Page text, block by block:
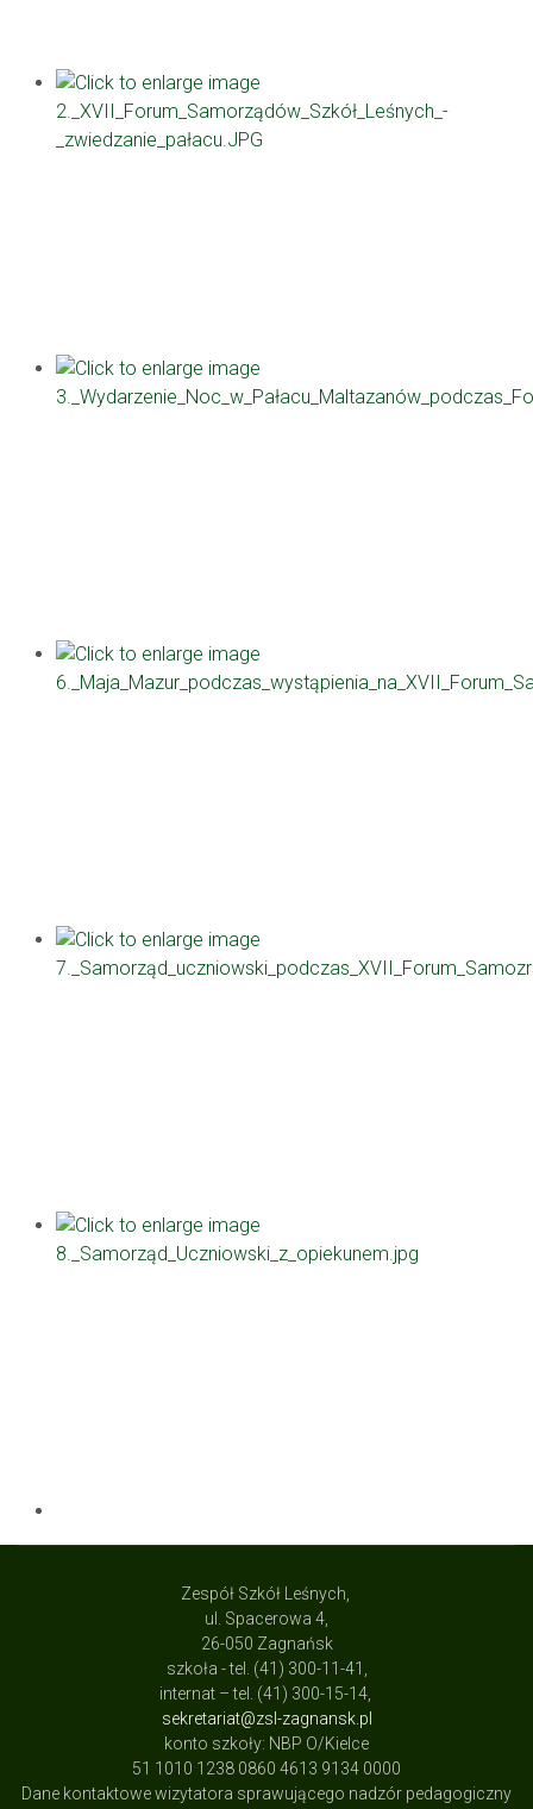
Zespół Szkół Leśnych,
ul. Spacerowa 4,
26-050 Zagnańsk
szkoła - tel. (41) 300-11-41,
internat – tel. (41) 300-15-14,
sekretariat@zsl-zagnansk.pl
konto szkoły: NBP O/Kielce
51 1010 1238 0860 4613 9134 0000
Dane kontaktowe wizytatora sprawującego nadzór pedagogiczny